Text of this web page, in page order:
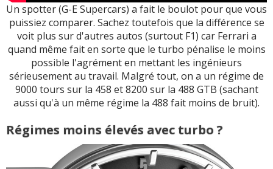
Un spotter (G-E Supercars) a fait le boulot pour que vous
puissiez comparer. Sachez toutefois que la différence se
voit plus sur d'autres autos (surtout F1) car Ferrari a
quand même fait en sorte que le turbo pénalise le moins
possible l'agrément en mettant les ingénieurs
sérieusement au travail. Malgré tout, on a un régime de
9000 tours sur la 458 et 8200 sur la 488 GTB (sachant
aussi qu'à un même régime la 488 fait moins de bruit).
Régimes moins élevés avec turbo ?